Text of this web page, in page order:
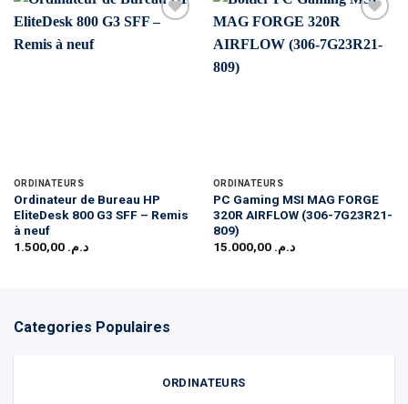
ORDINATEURS
Ordinateur de Bureau HP
EliteDesk 800 G3 SFF – Remis
à neuf
د.م. 1.500,00
ORDINATEURS
PC Gaming MSI MAG FORGE
320R AIRFLOW (306-7G23R21-
809)
د.م. 15.000,00
Categories Populaires
ORDINATEURS